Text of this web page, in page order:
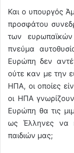
Και ο υπουργός
προσφάτου
των
πνεύμα
Ευρώπη δεν
ούτε καν με την
ΗΠΑ, οι οποίες
οι ΗΠΑ
Ευρώπη θα τις
ως Έλληνες να
παιδιών μας;